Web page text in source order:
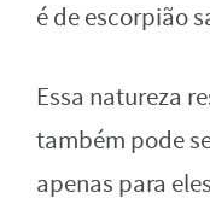
é de escorpião
Essa natureza
também pode
apenas para